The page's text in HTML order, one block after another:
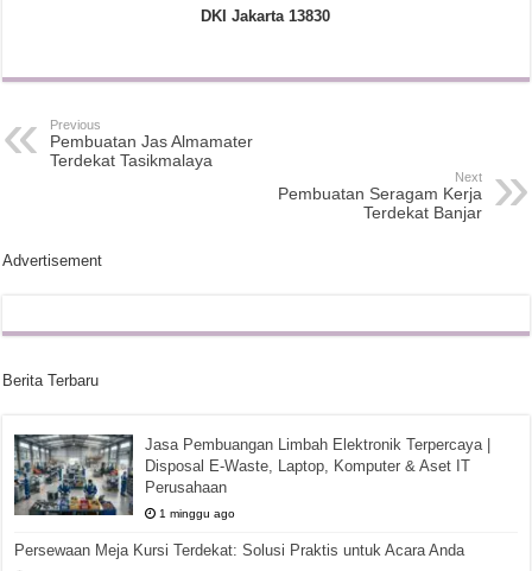
DKI Jakarta 13830
Previous
Pembuatan Jas Almamater
Terdekat Tasikmalaya
Next
Pembuatan Seragam Kerja
Terdekat Banjar
Advertisement
Berita Terbaru
Jasa Pembuangan Limbah Elektronik Terpercaya |
Disposal E-Waste, Laptop, Komputer & Aset IT
Perusahaan
1 minggu ago
Persewaan Meja Kursi Terdekat: Solusi Praktis untuk Acara Anda